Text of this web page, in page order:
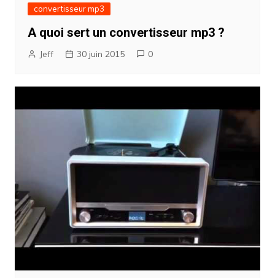
convertisseur mp3
A quoi sert un convertisseur mp3 ?
Jeff 30 juin 2015 0